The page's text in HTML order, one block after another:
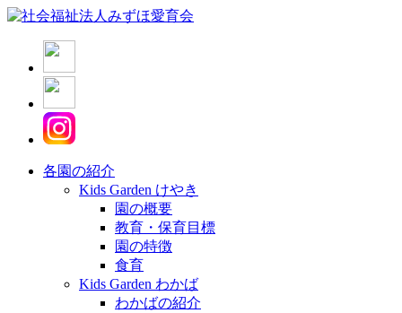
各園の紹介
Kids Garden けやき
園の概要
教育・保育目標
園の特徴
食育
Kids Garden わかば
わかばの紹介